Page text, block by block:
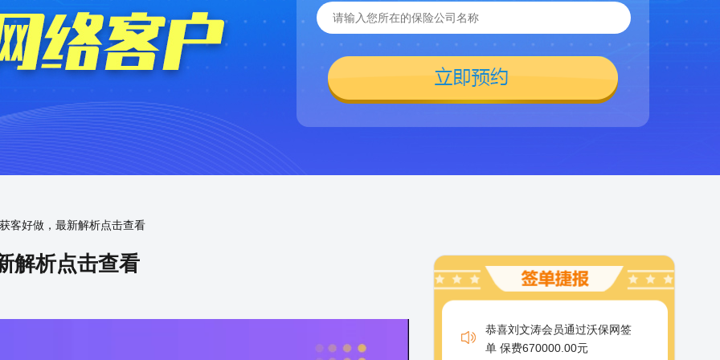
客好做，最新解析点击查看
解析点击查看
恭喜刘文涛会员通过沃保网签
单 保费670000.00元